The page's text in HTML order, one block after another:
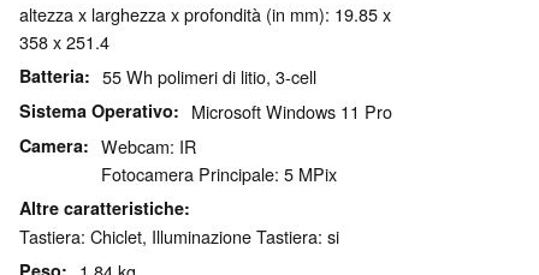
altezza x larghezza x profondità (in mm): 19.85 x
358 x 251.4
Batteria 55 Wh polimeri di litio, 3-cell
Sistema Operativo Microsoft Windows 11 Pro
Camera
Webcam: IR
Fotocamera Principale: 5 MPix
Altre caratteristiche
Tastiera: Chiclet, Illuminazione Tastiera: si